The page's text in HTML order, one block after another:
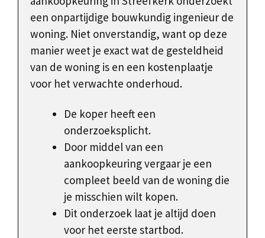
een onpartijdige bouwkundig ingenieur de
woning. Niet onverstandig, want op deze
manier weet je exact wat de gesteldheid
van de woning is en een kostenplaatje
voor het verwachte onderhoud.
De koper heeft een
onderzoeksplicht.
Door middel van een
aankoopkeuring vergaar je een
compleet beeld van de woning die
je misschien wilt kopen.
Dit onderzoek laat je altijd doen
voor het eerste startbod.